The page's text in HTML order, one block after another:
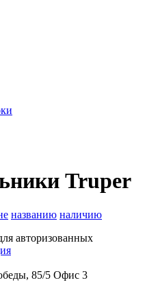
Truper
названию наличию
авторизованных
85/5 Офис 3